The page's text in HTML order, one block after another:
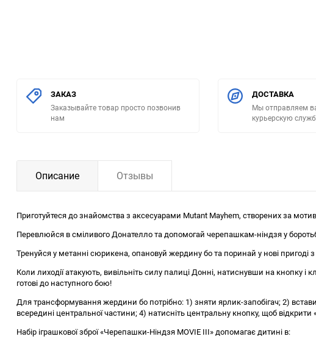
ЗАКАЗ
Заказывайте товар просто позвонив
нам
ДОСТАВКА
Мы отправляем
курьерскую
Описание Отзывы
Приготуйтеся до знайомства з аксесуарами Mutant Mayhem, створених за
Перевлюйся в cміливого Донателло та допомогай черепашкам-ніндзя у
Тренуйся у метанні сюрикена, опановуй жердину бо та поринай у нові
Коли лиходії атакують, вивільніть силу палиці Донні, натиснувши на кнопку
готові до наступного бою!
Для трансформування жердини бо потрібно: 1) зняти ярлик-запобігач; 2)
всередині центральної частини; 4) натисніть центральну кнопку, щоб
Набір іграшкової зброї «Черепашки-Ніндзя MOVIE III» допомагає дитині в: